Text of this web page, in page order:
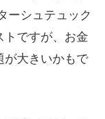
ーシュテュック
トですが、お金
が大きいかもで